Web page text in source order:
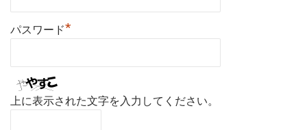
パスワード*
上に表示された文字を入力してください。